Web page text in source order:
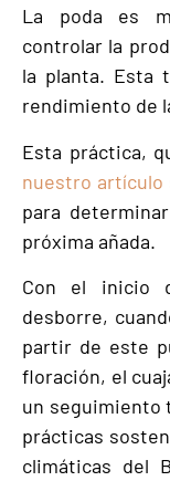
La poda es
controlar la
la planta. Esta
rendimiento de
Esta práctica,
nuestro artículo
para
próxima añada.
Con el inicio
desborre,
partir de este
floración, el
un seguimiento
prácticas
climáticas del